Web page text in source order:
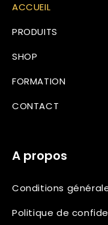
ACCUEIL
PRODUITS
Fours à braises
Grills ouverts
Robatayakis
Duos
SHOP
Hibachis
Grillware
Combustibles
FORMATION
CONTACT
A propos
Conditions
Politique de